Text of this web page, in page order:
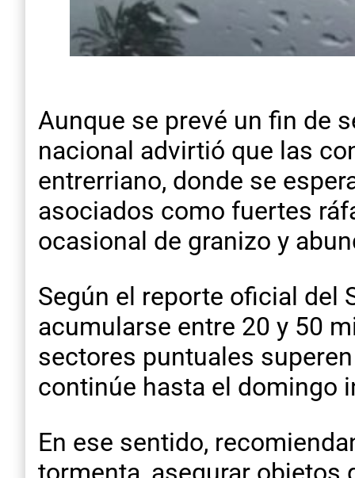
Aunque se prevé un fin de
nacional advirtió que las
entrerriano, donde se
asociados como fuertes
ocasional de granizo y
Según el reporte oficial del
acumularse entre 20 y 50
sectores puntuales
continúe hasta el domingo
En ese sentido,